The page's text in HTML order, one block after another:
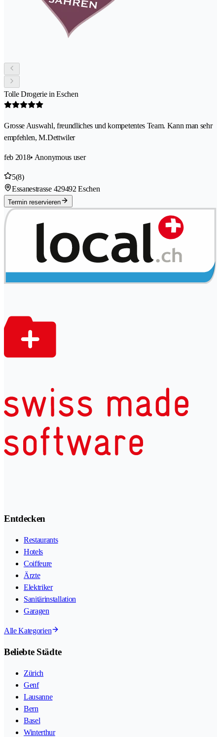
Tolle Drogerie in Eschen
Grosse Auswahl, freundliches und kompetentes Team. Kann man sehr
empfehlen, M.Dettwiler
feb 2018• Anonymous user
5(8)
Essanestrasse 429492 Eschen
Termin reservieren
Entdecken
Restaurants
Hotels
Coiffeure
Ärzte
Elektriker
Sanitärinstallation
Garagen
Alle Kategorien
Beliebte Städte
Zürich
Genf
Lausanne
Bern
Basel
Winterthur